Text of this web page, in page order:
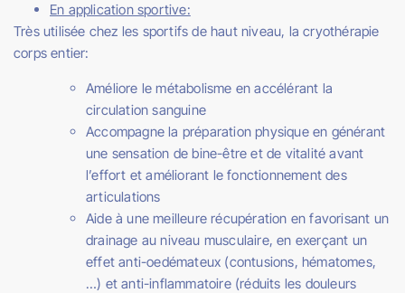
En application sportive:
Très utilisée chez les sportifs de haut niveau, la cryothérapie
corps entier:
Améliore le métabolisme en accélérant la
circulation sanguine
Accompagne la préparation physique en générant
une sensation de bine-être et de vitalité avant
l’effort et améliorant le fonctionnement des
articulations
Aide à une meilleure récupération en favorisant un
drainage au niveau musculaire, en exerçant un
effet anti-oedémateux (contusions, hématomes,
…) et anti-inflammatoire (réduits les douleurs